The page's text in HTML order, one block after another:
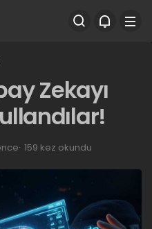
Zekayı
159 kez okundu